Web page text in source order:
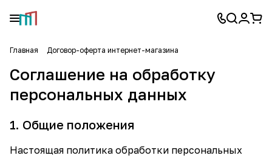
Главная Договор-оферта интернет-магазина
Соглашение на обработку
персональных данных
1. Общие положения
Настоящая политика обработки персональных